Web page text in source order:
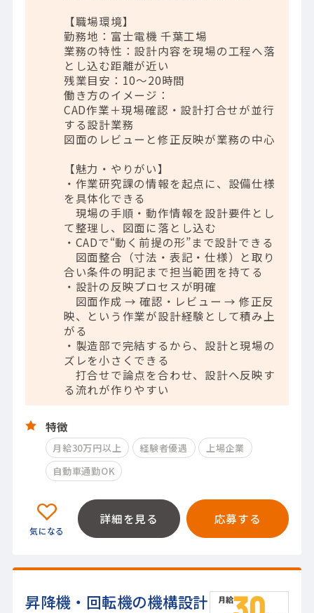
【職場環境】
勤務地：富士電機 千葉工場
業務の特性：設計内容を現場の工程へ落
とし込む距離が近い
残業目安：10～20時間
働き方のイメージ：
CAD作業＋現場確認・設計打合せが並行
する設計業務
図面のレビューと修正反映が業務の中心
【魅力・やりがい】
・作業研究課の情報を起点に、設備仕様
を具体化できる
現場の手順・動作情報を設計要件とし
て整理し、図面に落とし込む
・CADで“動く前提の形”まで設計できる
図面整合（寸法・表記・仕様）と取り
合い条件の明記まで担当範囲を持てる
・設計の反映プロセスが明確
図面作成 → 確認・レビュー → 修正反
映、という作業が設計経験として積み上
がる
・製造部で完結するから、設計と現場の
ズレを小さくできる
打合せで論点を合わせ、設計へ反映す
る流れが作りやすい
特徴
月給30万円以上 経験者優遇
上場企業
自動車通勤OK
詳細を見る 応募する
昇降機・回転機の機構設計